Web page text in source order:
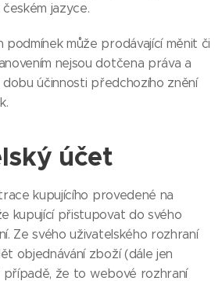
jazyce.
podmínek může prodávající měnit či
nejsou dotčena práva a
účinnosti předchozího znění
účet
kupujícího provedené na
kupující přistupovat do svého
Ze svého uživatelského rozhraní
objednávání zboží (dále jen
případě, že to webové rozhraní